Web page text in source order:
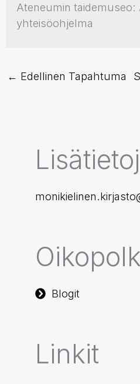
Ateneumin
yhteisöohjelma
← Edellinen Tapahtuma
Blogit
Linkit